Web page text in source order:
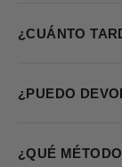
¿CUÁNTO
¿PUEDO
¿QUÉ